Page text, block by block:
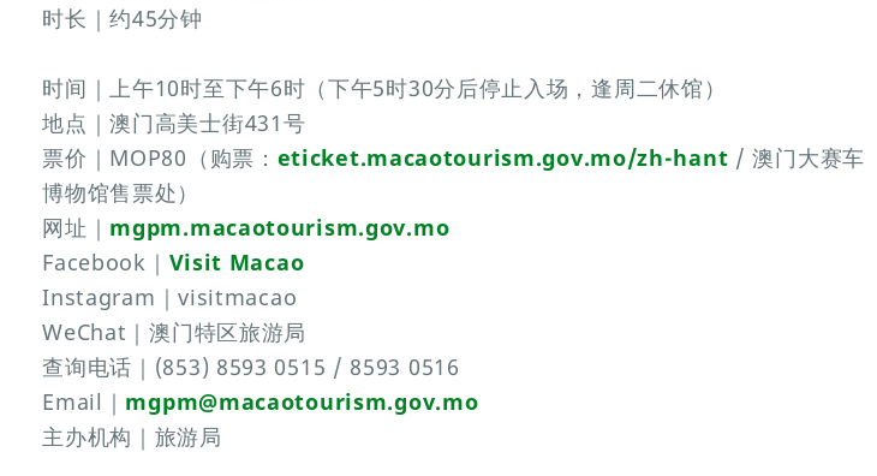
时长｜约45分钟
时间｜上午10时至下午6时（下午5时30分后停止入场，逢周二休馆）
地点｜澳门高美士街431号
票价｜MOP80（购票： eticket.macaotourism.gov.mo/zh-hant / 澳门大赛车
博物馆售票处）
网址｜ mgpm.macaotourism.gov.mo
Facebook｜ Visit Macao
Instagram｜visitmacao
WeChat｜澳门特区旅游局
查询电话｜(853) 8593 0515 / 8593 0516
Email｜ mgpm@macaotourism.gov.mo
主办机构｜旅游局